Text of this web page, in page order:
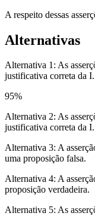
A respeito dessas
Alternativas
Alternativa 1: As
justificativa correta da I.
95%
Alternativa 2: As
justificativa correta da I.
Alternativa 3: A
uma proposição falsa.
Alternativa 4: A
proposição verdadeira.
Alternativa 5: As